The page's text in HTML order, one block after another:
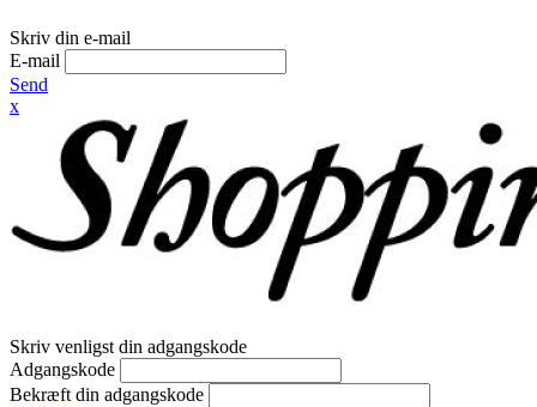
Skriv din e-mail
E-mail
Send
x
Skriv venligst din adgangskode
Adgangskode
Bekræft din adgangskode